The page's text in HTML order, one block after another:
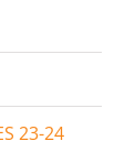
23-24